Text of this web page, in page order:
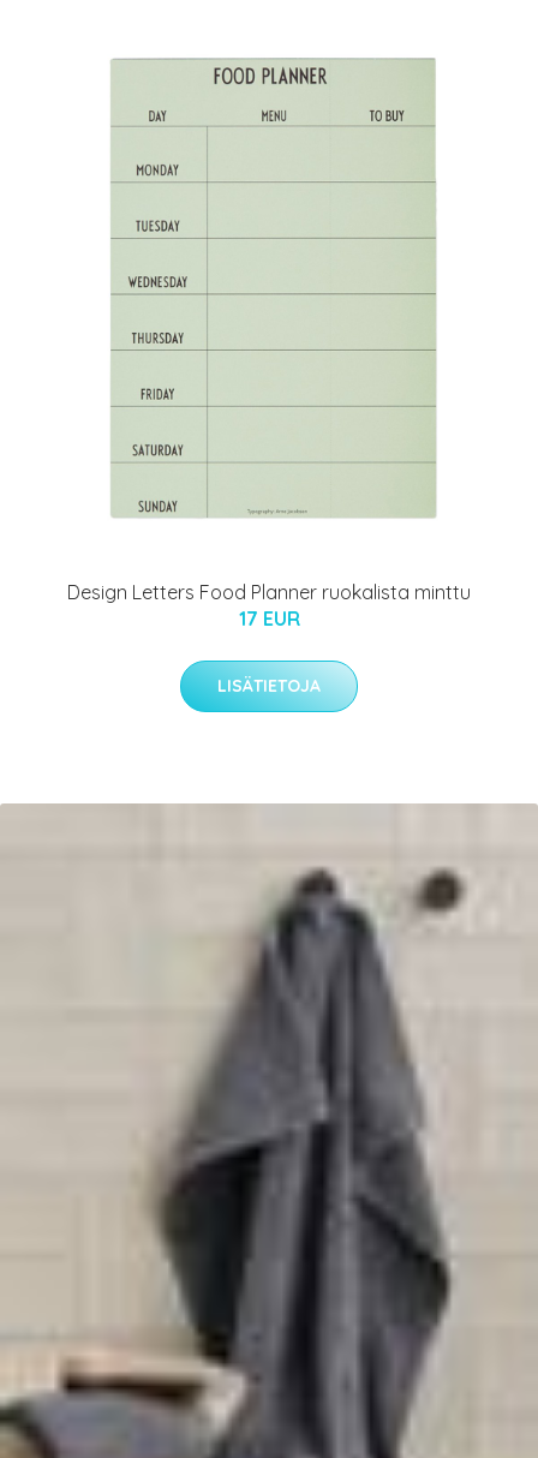
Design Letters Food Planner ruokalista minttu
17 EUR
LISÄTIETOJA